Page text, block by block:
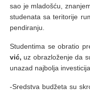
sao je mla­do­šću,
stu­de­na­ta sa te­ri­to­ri­je
pen­di­ra­nju.
Stu­den­ti­ma se obra­tio
vić, uz obra­zlo­že­nje da
una­zad naj­bo­lja
-Sred­stva bu­dže­ta su